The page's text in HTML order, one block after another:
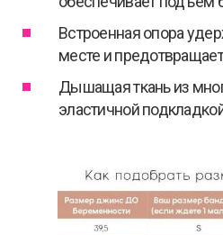
Встроенная опора
месте и
Дышащая ткань из
эластичной